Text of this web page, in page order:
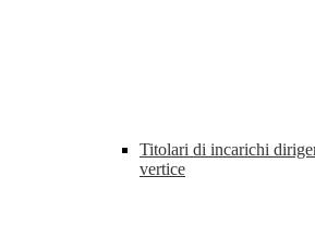
Titolari di incarichi
vertice